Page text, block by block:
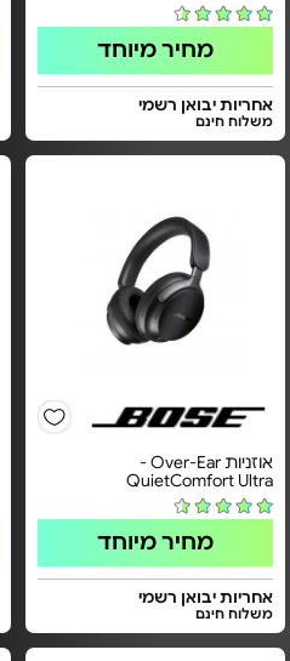
מחיר מיוחד
אחריות יבואן רשמי
משלוח חינם
אוזניות Over-Ear‏ -
QuietComfort Ultra
מחיר מיוחד
אחריות יבואן רשמי
משלוח חינם